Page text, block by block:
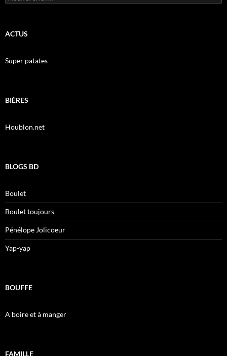
ACTUS
Super patates
BIÈRES
Houblon.net
BLOGS BD
Boulet
Boulet toujours
Pénélope Jolicoeur
Yap-yap
BOUFFE
A boire et à manger
FAMILLE